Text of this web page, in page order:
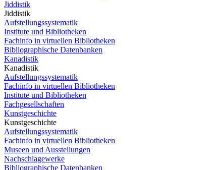
Jiddistik
Jiddistik
Aufstellungssystematik
Institute und Bibliotheken
Fachinfo in virtuellen Bibliotheken
Bibliographische Datenbanken
Kanadistik
Kanadistik
Aufstellungssystematik
Fachinfo in virtuellen Bibliotheken
Institute und Bibliotheken
Fachgesellschaften
Kunstgeschichte
Kunstgeschichte
Aufstellungssystematik
Fachinfo in virtuellen Bibliotheken
Museen und Ausstellungen
Nachschlagewerke
Bibliographische Datenbanken